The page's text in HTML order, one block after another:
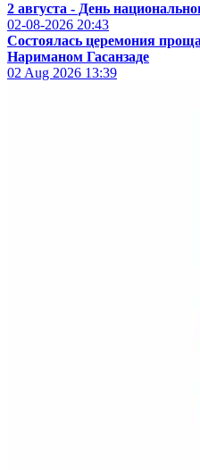
2 августа - День
02-08-2026 20:43
Состоялась церемония
Нариманом Гасанзаде
02 Aug 2026 13:39